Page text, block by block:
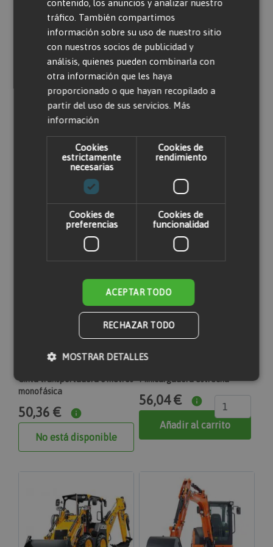
Valorar producto
Solo usuarios registrados pueden escribir
comentarios. Por favor,
iniciar sesión
una cuenta
Productos relacionados
Cinta transportadora 6 metros
monofásica
50,36 €
No está disponible
Minicargadora estrecha
56,04 €
Añadir al carrito
contenido, los anuncios y analizar nuestro
tráfico. También compartimos
información sobre su uso de nuestro sitio
con nuestros socios de publicidad y
análisis, quienes pueden combinarla con
otra información que les haya
proporcionado o que hayan recopilado a
partir del uso de sus servicios. Más
información
Cookies
estrictamente
necesarias
Cookies de
rendimiento
Cookies de
preferencias
Cookies de
funcionalidad
ACEPTAR TODO
RECHAZAR TODO
MOSTRAR DETALLES
Cookies estrictamente necesarias
Cookies de rendimiento
Cookies de preferencias
Las cookies estrictamente necesarias permiten la
funcionalidad principal del sitio web, como el inicio
de sesión de usuario y la gestión de cuentas. El sitio
web no se puede utilizar correctamente sin las
cookies estrictamente necesarias.
Nombre
Proveedor
Vencimiento Descripción
section_data_ids